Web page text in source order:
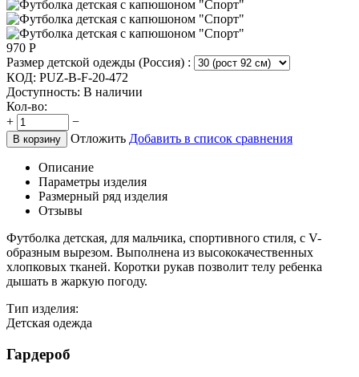
970 Р
Размер детской одежды (Россия) :
КОД: PUZ-B-F-20-472
Доступность: В наличии
Кол-во:
+
−
В корзину Отложить Добавить в список сравнения
Описание
Параметры изделия
Размерный ряд изделия
Отзывы
Футболка детская, для мальчика, спортивного стиля, с V-
образным вырезом. Выполнена из высококачественных
хлопковых тканей. Коротки рукав позволит телу ребенка
дышать в жаркую погоду.
Тип изделия:
Детская одежда
Гардероб